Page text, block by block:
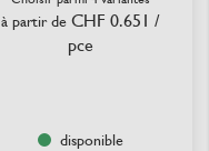
à partir de CHF 0.651 /
pce
disponible